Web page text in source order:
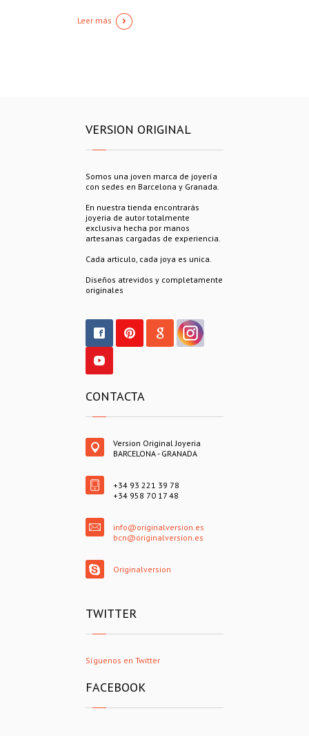
Leer más
VERSION ORIGINAL
Somos una joven marca de joyería
con sedes en Barcelona y Granada.
En nuestra tienda encontrarás
joyeria de autor totalmente
exclusiva hecha por manos
artesanas cargadas de experiencia.
Cada articulo, cada joya es unica.
Diseños atrevidos y completamente
originales
CONTACTA
Version Original Joyeria
BARCELONA - GRANADA
+34 93 221 39 78
+34 958 70 17 48
info@originalversion.es
bcn@originalversion.es
Originalversion
TWITTER
Síguenos en Twitter
FACEBOOK